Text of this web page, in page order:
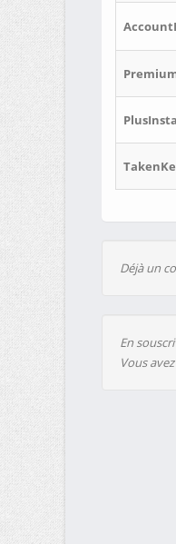
Déjà un
En
Vous